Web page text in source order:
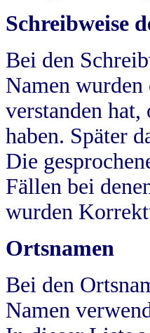
Schreibweise
Bei den
Namen
verstanden hat,
haben. Später
Die
Fällen bei
wurden
Ortsnamen
Bei den
Namen